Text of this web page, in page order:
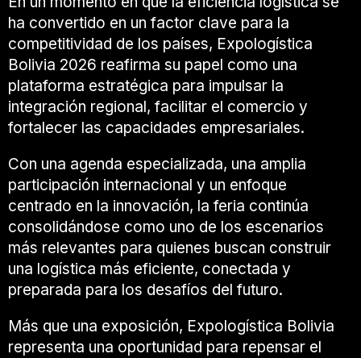
ha convertido en un factor clave para la
competitividad de los países, Expologística
Bolivia 2026 reafirma su papel como una
plataforma estratégica para impulsar la
integración regional, facilitar el comercio y
fortalecer las capacidades empresariales.
Con una agenda especializada, una amplia
participación internacional y un enfoque
centrado en la innovación, la feria continúa
consolidándose como uno de los escenarios
más relevantes para quienes buscan construir
una logística más eficiente, conectada y
preparada para los desafíos del futuro.
Más que una exposición, Expologística Bolivia
representa una oportunidad para repensar el